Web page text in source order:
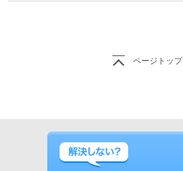
ページトップ